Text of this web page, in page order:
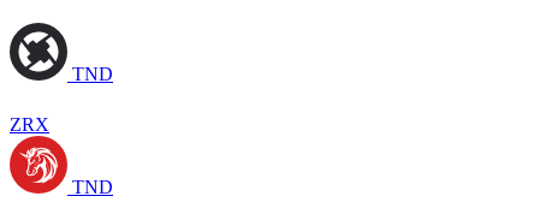
TND
ZRX
TND